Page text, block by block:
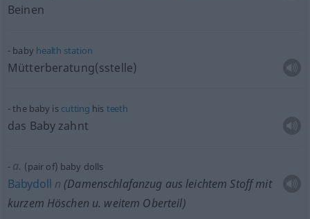
Beinen
baby health station
Mütterberatung(sstelle)
the baby is cutting his teeth
das Baby zahnt
a. (pair of) baby dolls
Babydoll n (Damenschlafanzug aus leichtem Stoff mit
kurzem Höschen u. weitem Oberteil)